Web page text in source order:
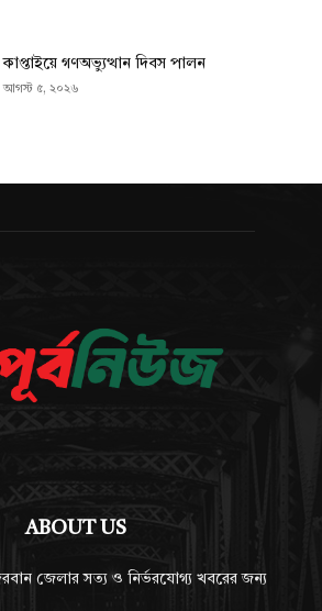
কাপ্তাইয়ে গণঅভ্যুত্থান দিবস পালন
আগস্ট ৫, ২০২৬
ABOUT US
জেলার সত্য ও নির্ভরযোগ্য খবরের জন্য